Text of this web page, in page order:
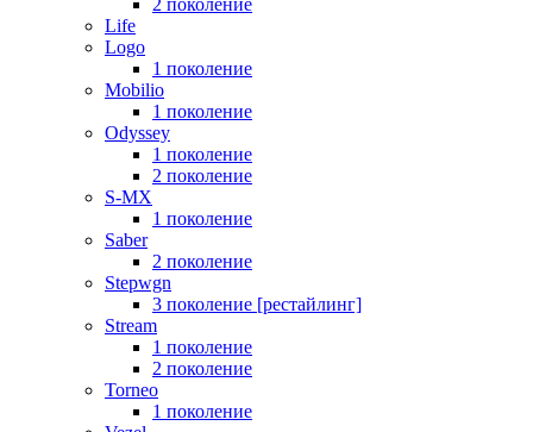
2 поколение
Life
Logo
1 поколение
Mobilio
1 поколение
Odyssey
1 поколение
2 поколение
S-MX
1 поколение
Saber
2 поколение
Stepwgn
3 поколение [рестайлинг]
Stream
1 поколение
2 поколение
Torneo
1 поколение